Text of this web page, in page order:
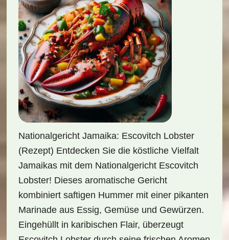
Nationalgericht Jamaika: Escovitch Lobster
(Rezept) Entdecken Sie die köstliche Vielfalt
Jamaikas mit dem Nationalgericht Escovitch
Lobster! Dieses aromatische Gericht
kombiniert saftigen Hummer mit einer pikanten
Marinade aus Essig, Gemüse und Gewürzen.
Eingehüllt in karibischen Flair, überzeugt